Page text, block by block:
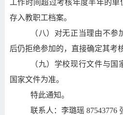
工作时间超过考核年度半年的
存入教职工档案。
（八）对无正当理由不
后仍拒绝参加的，直接确定其考
（九）学校现行文件与
国家文件为准。
特此通知。
联系人：李璐瑶 87543776